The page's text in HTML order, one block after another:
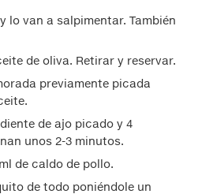
lo van a salpimentar. También
de oliva. Retirar y reservar.
previamente picada
de ajo picado y 4
unos 2-3 minutos.
de caldo de pollo.
de todo poniéndole un